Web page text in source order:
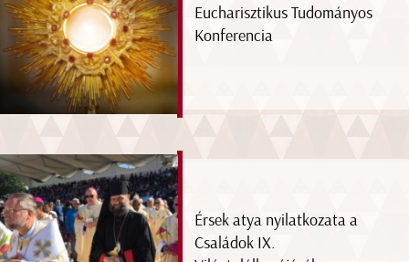
Eucharisztikus Tudományos
Konferencia
Érsek atya nyilatkozata a
Családok IX.